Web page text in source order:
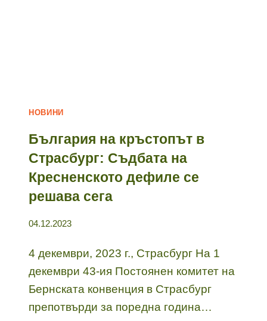
НОВИНИ
България на кръстопът в
Страсбург: Съдбата на
Кресненското дефиле се
решава сега
04.12.2023
4 декември, 2023 г., Страсбург На 1
декември 43-ия Постоянен комитет на
Бернската конвенция в Страсбург
препотвърди за поредна година…